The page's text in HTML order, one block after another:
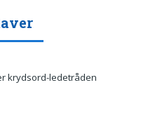
krydsord-ledetråden